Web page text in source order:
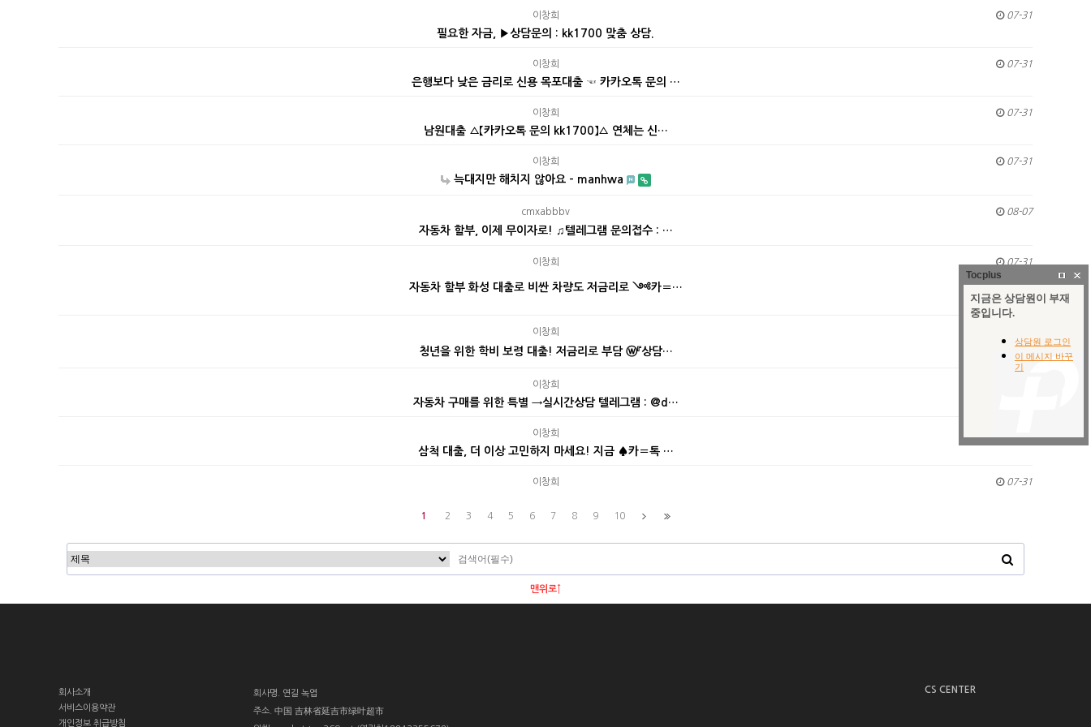
이창희 07-31
필요한 자금, ▶상담문의 : kk1700 맞춤 상담.
이창희 07-31
은행보다 낮은 금리로 신용 목포대출 ☜ 카카오톡 문의 …
이창희 07-31
남원대출 ▵【카카오톡 문의 kk1700】▵ 연체는 신…
이창희 07-31
늑대지만 해치지 않아요 - manhwa
cmxabbbv 08-07
자동차 할부, 이제 무이자로! ♫텔레그램 문의접수 : …
이창희 07-31
자동차 할부 화성 대출로 비싼 차량도 저금리로 ༺카〓…
이창희
청년을 위한 학비 보령 대출! 저금리로 부담 ⓦ『상담…
이창희
자동차 구매를 위한 특별 →실시간상담 텔레그램 : @d…
이창희
삼척 대출, 더 이상 고민하지 마세요! 지금 ♠카〓톡 …
이창희 07-31
1 2 3 4 5 6 7 8 9 10
맨위로↑
회사소개
서비스이용약관
개인정보 취급방침
회사명.
연길 녹엽
주소. 中国 吉林省延吉市绿叶超市
CS CENTER
Tocplus